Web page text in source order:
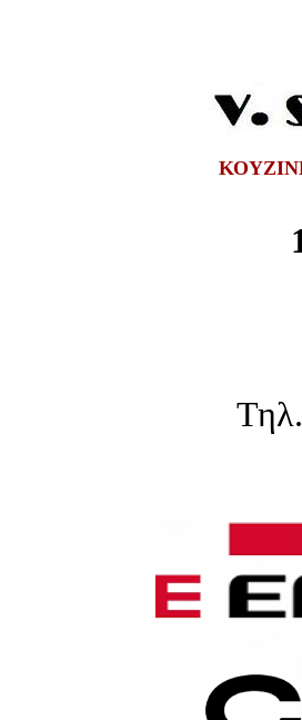
Τηλ.